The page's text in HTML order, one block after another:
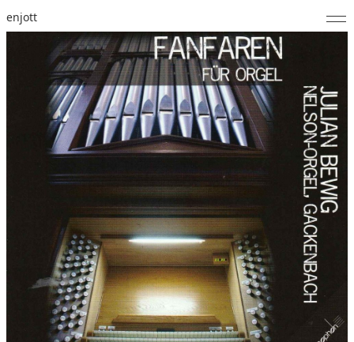
enjott
Selected Works
Werkverzeichnis
Publikationen